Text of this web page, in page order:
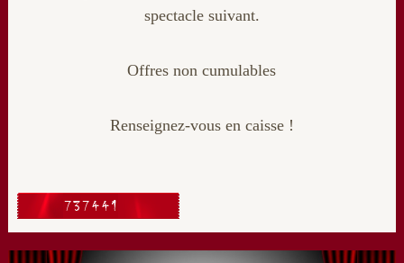
spectacle suivant.
Offres non cumulables
Renseignez-vous en caisse !